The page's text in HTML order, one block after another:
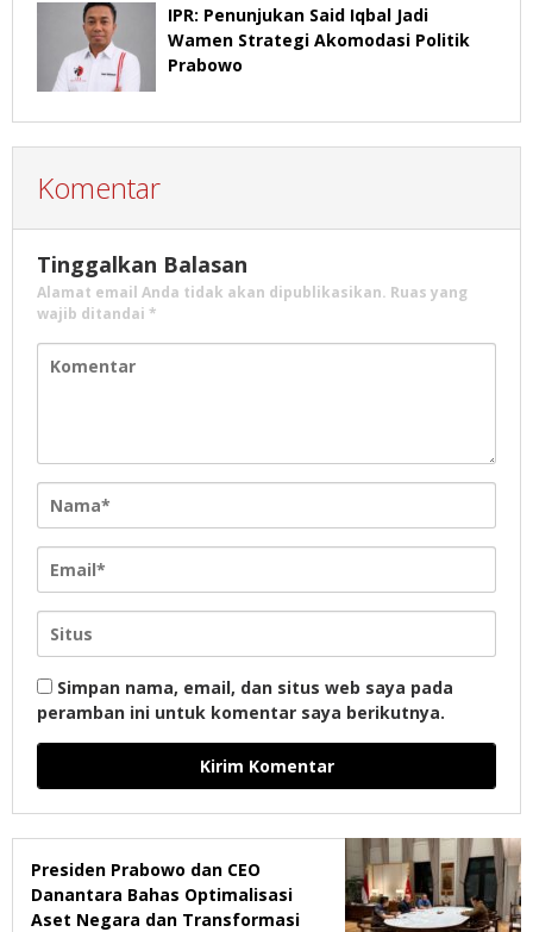
IPR: Penunjukan Said Iqbal Jadi
Wamen Strategi Akomodasi Politik
Prabowo
Komentar
Tinggalkan Balasan
Alamat email Anda tidak akan dipublikasikan. Ruas yang
wajib ditandai *
Simpan nama, email, dan situs web saya pada
peramban ini untuk komentar saya berikutnya.
Presiden Prabowo dan CEO
Danantara Bahas Optimalisasi
Aset Negara dan Transformasi